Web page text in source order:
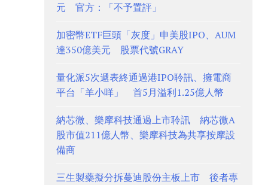
元 官方：「不予置評」
加密幣ETF巨頭「灰度」申美股IPO、AUM
達350億美元 股票代號GRAY
量化派5次遞表終通過港IPO聆訊、擁電商
平台「羊小咩」 首5月溢利1.25億人幣
納芯微、樂摩科技通過上市聆訊 納芯微A
股市值211億人幣、樂摩科技為共享按摩設
備商
三生製藥擬分拆蔓迪股份主板上市 後者專